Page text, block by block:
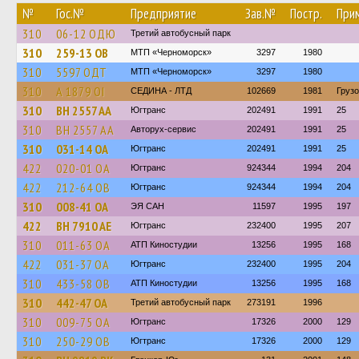
№ Гос.№ Предприятие Зав.№ Постр.
310 06-12 ОДЮ Третий автобусный парк
310 259-13 ОВ МТП «Черноморск» 3297 1980
310 5597 ОДТ МТП «Черноморск» 3297 1980
310 А 1879 ОІ СЕДИНА - ЛТД 102669 1981
310 BH 2557 AA Югтранс 202491 1991 25
310 BH 2557 AA Авторух-сервис 202491 1991 25
310 031-14 ОА Югтранс 202491 1991 25
422 020-01 ОА Югтранс 924344 1994 204
422 212-64 ОВ Югтранс 924344 1994 204
310 008-41 ОА ЭЯ САН 11597 1995 197
422 BH 7910 AE Югтранс 232400 1995 207
310 011-63 ОА АТП Киностудии 13256 1995 168
422 031-37 ОА Югтранс 232400 1995 204
310 433-58 ОВ АТП Киностудии 13256 1995 168
310 442-47 ОА Третий автобусный парк 273191 1996
310 009-75 ОА Югтранс 17326 2000 129
310 250-29 ОВ Югтранс 17326 2000 129